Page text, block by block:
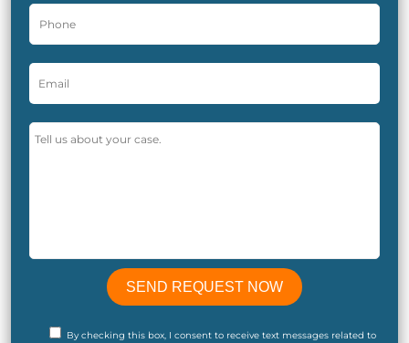
By checking this box, I consent to receive text messages related to